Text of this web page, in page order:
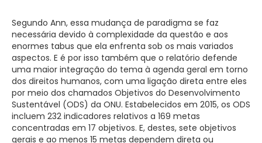
Segundo Ann, essa mudança de paradigma se faz
necessária devido à complexidade da questão e aos
enormes tabus que ela enfrenta sob os mais variados
aspectos. E é por isso também que o relatório defende
uma maior integração do tema à agenda geral em torno
dos direitos humanos, com uma ligação direta entre eles
por meio dos chamados Objetivos do Desenvolvimento
Sustentável (ODS) da ONU. Estabelecidos em 2015, os ODS
incluem 232 indicadores relativos a 169 metas
concentradas em 17 objetivos. E, destes, sete objetivos
gerais e ao menos 15 metas dependem direta ou